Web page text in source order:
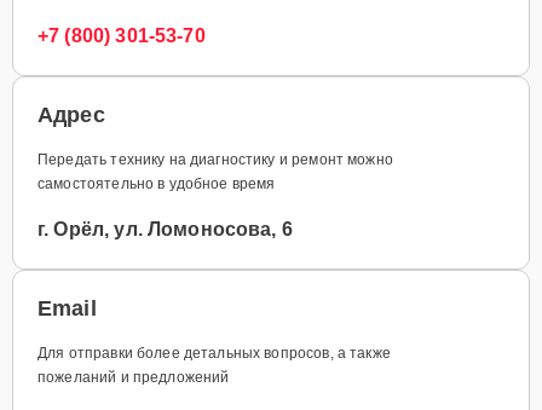
+7 (800) 301-53-70
Адрес
Передать технику на диагностику и ремонт можно
самостоятельно в удобное время
г. Орёл, ул. Ломоносова, 6
Email
Для отправки более детальных вопросов, а также
пожеланий и предложений